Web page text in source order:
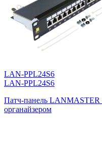
LAN-PPL24S6
LAN-PPL24S6
Патч-панель LANMASTER
органайзером